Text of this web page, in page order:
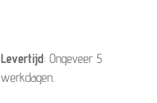
Levertijd: Ongeveer 5
werkdagen.